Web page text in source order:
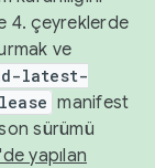
4. çeyreklerde
ve
latest-
manifest
sürümü
yapılan